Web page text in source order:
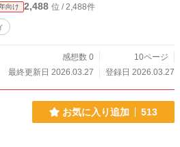
向け 2,488 位 / 2,488件
感想数 0
10ページ
最終更新日 2026.03.27
登録日 2026.03.27
お気に入り追加 513